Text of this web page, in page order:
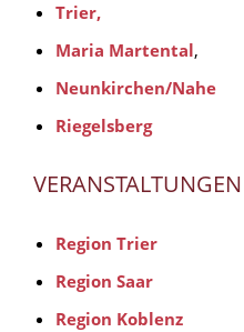
Trier,
Maria Martental,
Neunkirchen/Nahe
Riegelsberg
VERANSTALTUNGEN
Region Trier
Region Saar
Region Koblenz